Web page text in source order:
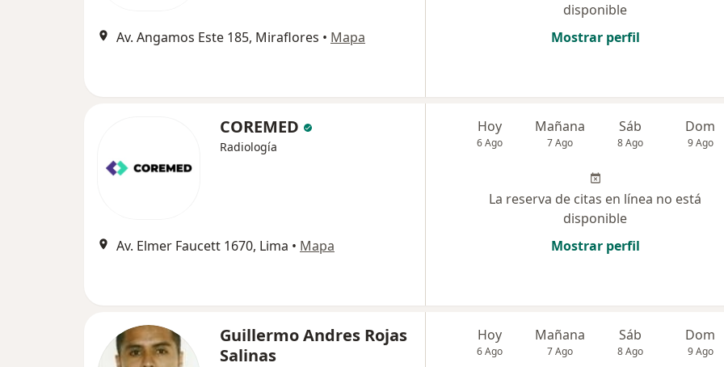
Av. Angamos Este 185, Miraflores • Mapa
disponible
Mostrar perfil
COREMED
Radiología
Av. Elmer Faucett 1670, Lima • Mapa
Hoy
6 Ago
Mañana
7 Ago
Sáb
8 Ago
Dom
9 Ago
La reserva de citas en línea no está
disponible
Mostrar perfil
Guillermo Andres Rojas
Salinas
Hoy
6 Ago
Mañana
7 Ago
Sáb
8 Ago
Dom
9 Ago